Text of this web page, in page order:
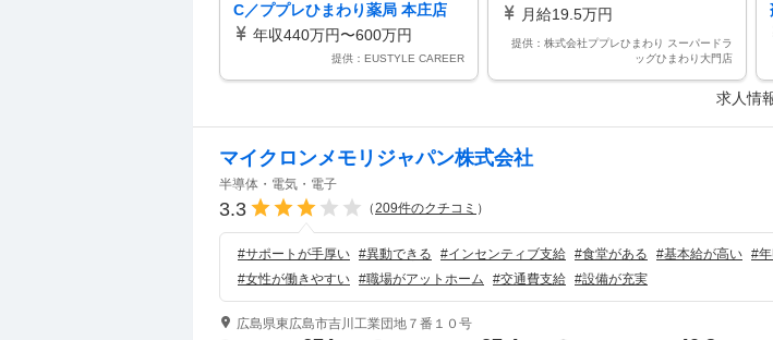
C／ププレひまわり薬局 本庄店
年収440万円〜600万円
提供：EUSTYLE CAREER
月給19.5万円
提供：株式会社ププレひまわり スーパードラ
ッグひまわり大門店
求人情
マイクロンメモリジャパン株式会社
半導体・電気・電子
3.3 （209件のクチコミ ）
#サポートが手厚い #異動できる #インセンティブ支給 #食堂がある #基本給が高い #
#女性が働きやすい #職場がアットホーム #交通費支給 #設備が充実
広島県東広島市吉川工業団地７番１０号